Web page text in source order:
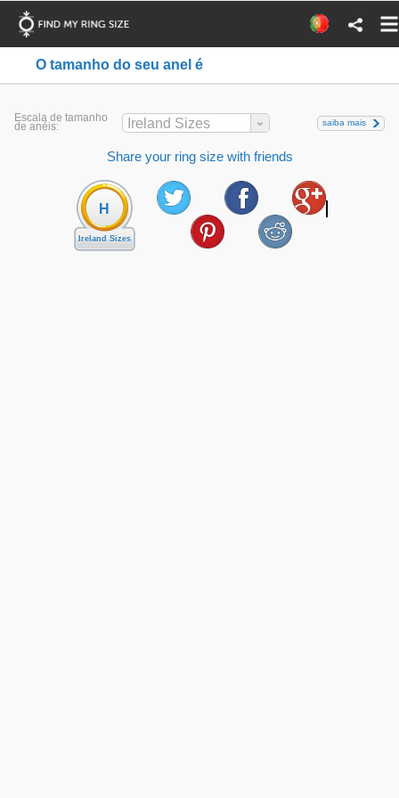
O tamanho do seu anel é
Escala de tamanho
de anéis: Ireland Sizes saiba mais
Share your ring size with friends
H
Ireland Sizes